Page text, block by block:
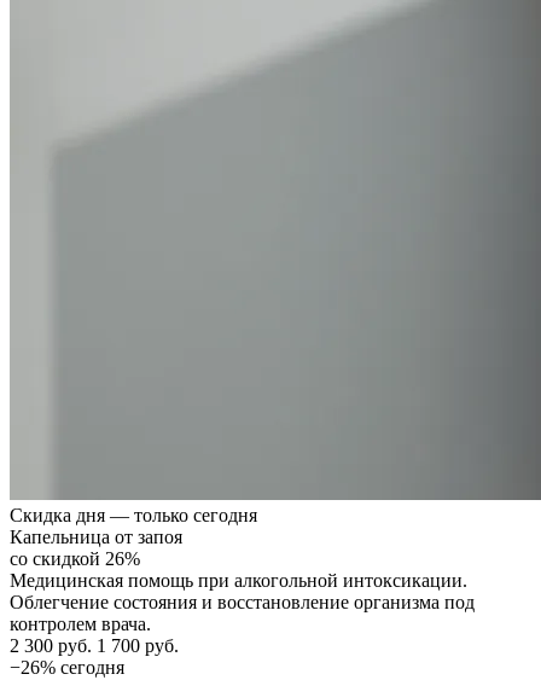
Скидка дня — только сегодня
Капельница от запоя
со скидкой 26%
Медицинская помощь при алкогольной интоксикации.
Облегчение состояния и восстановление организма под
контролем врача.
2 300 руб. 1 700 руб.
−26% сегодня